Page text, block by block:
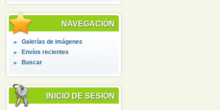
NAVEGACIÓN
Galerías de imágenes
Envíos recientes
Buscar
INICIO DE SESIÓN